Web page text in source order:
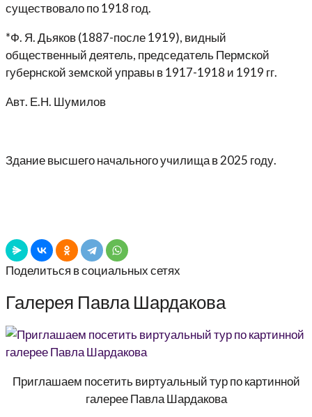
существовало по 1918 год.
*Ф. Я. Дьяков (1887-после 1919), видный
общественный деятель, председатель Пермской
губернской земской управы в 1917-1918 и 1919 гг.
Авт. Е.Н. Шумилов
Здание высшего начального училища в 2025 году.
Поделиться в социальных сетях
Галерея Павла Шардакова
Приглашаем посетить виртуальный тур по картинной
галерее Павла Шардакова